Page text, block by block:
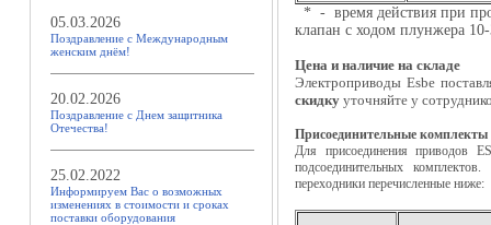
05.03.2026
Поздравление с Международным
женским днём!
20.02.2026
Поздравление с Днем защитника
Отечества!
25.02.2022
Информируем Вас о возможных
изменениях в стоимости и сроках
поставки оборудования
* - время действия при
клапан с ходом плунжера
Цена и наличие на складе
Электроприводы Esbe
скидку уточняйте у
Присоединительные комплекты
Для присоединения приводов
подсоединительных
переходники перечисленные ниже: